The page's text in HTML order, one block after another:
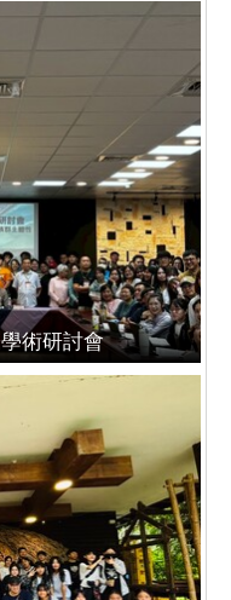
術研討會